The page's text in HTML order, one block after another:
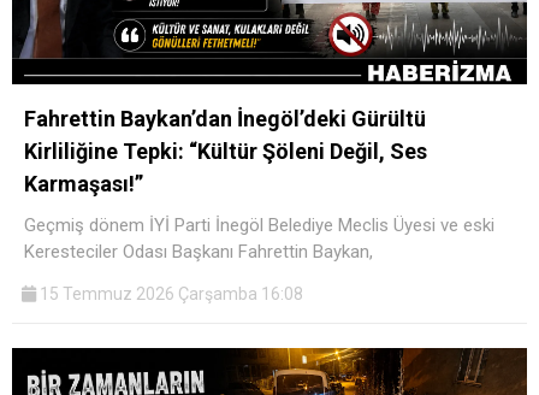
Fahrettin Baykan’dan İnegöl’deki Gürültü
Kirliliğine Tepki: “Kültür Şöleni Değil, Ses
Karmaşası!”
Geçmiş dönem İYİ Parti İnegöl Belediye Meclis Üyesi ve eski
Keresteciler Odası Başkanı Fahrettin Baykan,
15 Temmuz 2026 Çarşamba 16:08